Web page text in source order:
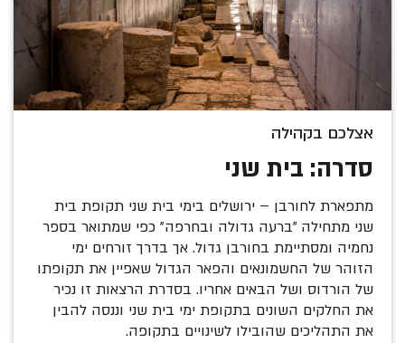
אצלכם בקהילה
סדרה: בית שני
מתפארת לחורבן – ירושלים בימי בית שני תקופת בית
שני מתחילה "ברעה גדולה ובחרפה" כפי שמתואר בספר
נחמיה ומסתיימת בחורבן גדול. אך בדרך זורחים ימי
הזוהר של החשמונאים והפאר הגדול שאפיין את תקופתו
של הורדוס ושל הבאים אחריו. בסדרת הרצאות זו נכיר
את החלקים השונים בתקופת ימי בית שני וננסה להבין
את התהליכים שהובילו לשינויים בתקופה.